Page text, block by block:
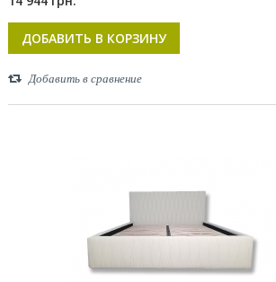
ДОБАВИТЬ В КОРЗИНУ
Добавить в сравнение